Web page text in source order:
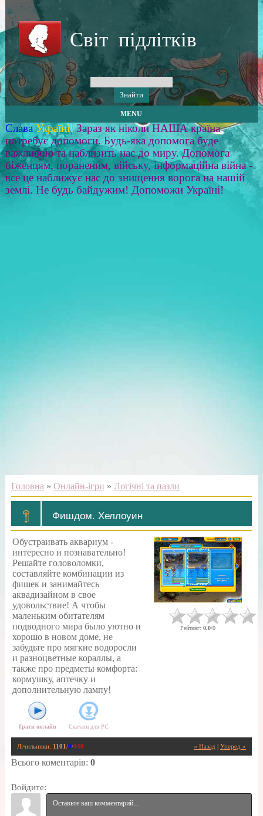
Світ підлітків
MENU
Слава Україні! Зараз як ніколи НАША країна
потребує допомоги. Будь-яка допомога буде
важливою та наблизить нас до миру. Допомога
біженцям, пораненим, війську, інформаційна війна -
все це наближує нас до знищення ворога на нашій
землі. Не будь байдужим! Допоможи Україні!
Головна » Онлайн-ігри » Логічні та пазли
Фишдом. Хеллоуин
Обустраивать аквариум -
интересно и познавательно!
Решайте головоломки,
составляйте комбинации из
фишек и занимайтесь
аквадизайном в свое
удовольствие! А чтобы
маленьким обитателям
подводного мира было уютно и
хорошо в новом доме, не
забудьте про мягкие водоросли
и разноцветные кораллы, а
также про предметы комфорта:
кормушку, аптечку и
дополнительную лампу!
Грати онлайн Скачати для PC
Рейтинг: 0.0/0
« Назад Уперед »
Лічильники: 1101 /0/448
Всього коментарів: 0
Войдите: